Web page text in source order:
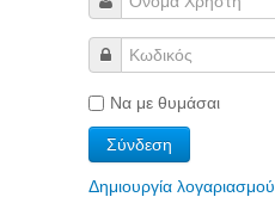
Να με θυμάσαι
Δημιουργία λογαριασμού